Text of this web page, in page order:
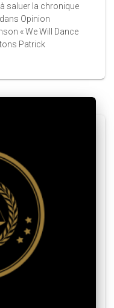
saluer la chronique
Opinion
« We Will Dance
Patrick